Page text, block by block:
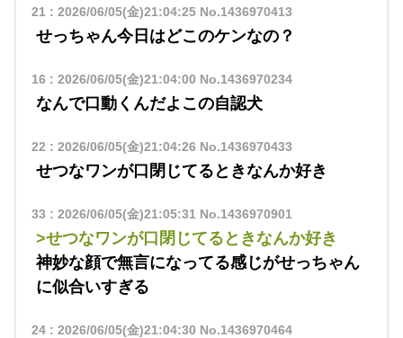
21 : 2026/06/05(金)21:04:25No.1436970413
せっちゃん今日はどこのケンなの？
16 : 2026/06/05(金)21:04:00 No.1436970234
なんで口動くんだよこの自認犬
22 : 2026/06/05(金)21:04:26 No.1436970433
せつなワンが口閉じてるときなんか好き
33 : 2026/06/05(金)21:05:31 No.1436970901
>せつなワンが口閉じてるときなんか好き
神妙な顔で無言になってる感じがせっちゃん
に似合いすぎる
24: 2026/06/05(金)21:04:30 No.1436970464